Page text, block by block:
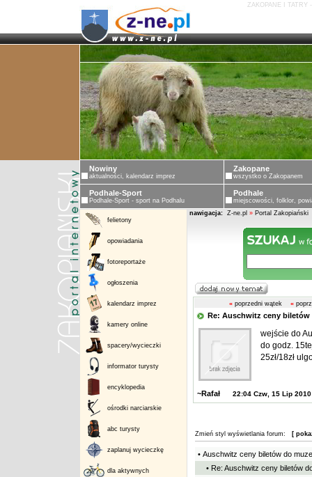
ZAKOPANE I TATRY
Nowiny
aktualności, kalendarz imprez
Zakopane
wszystko o Zakopanem
Podhale-Sport
Podhale-Sport - sport na Podhalu
Podhale
miejscowości, folklor,
felietony
opowiadania
fotoreportaże
ogłoszenia
kalendarz imprez
kamery online
spacery/wycieczki
informator turysty
encyklopedia
ośrodki narciarskie
abc turysty
zaplanuj wycieczkę
dla aktywnych
nawigacja: Z-ne.pl » Portal Zakopiański
«poprzedni wątek «
Re: Auschwitz ceny
wejście do
do godz.
25zł/18zł
~Rafał 22:04 Czw, 15 Lip 2010
Zmień styl wyświetlania forum: [
• Auschwitz ceny biletów do
• Re: Auschwitz ceny biletów